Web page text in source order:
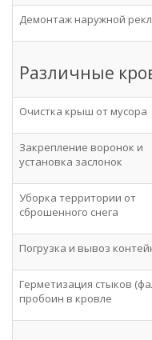
Демонтаж наружной
Различные
Очистка крыш от мусора
Закрепление воронок и
установка заслонок
Уборка территории от
сброшенного снега
Погрузка и вывоз
Герметизация стыков
пробоин в кровле